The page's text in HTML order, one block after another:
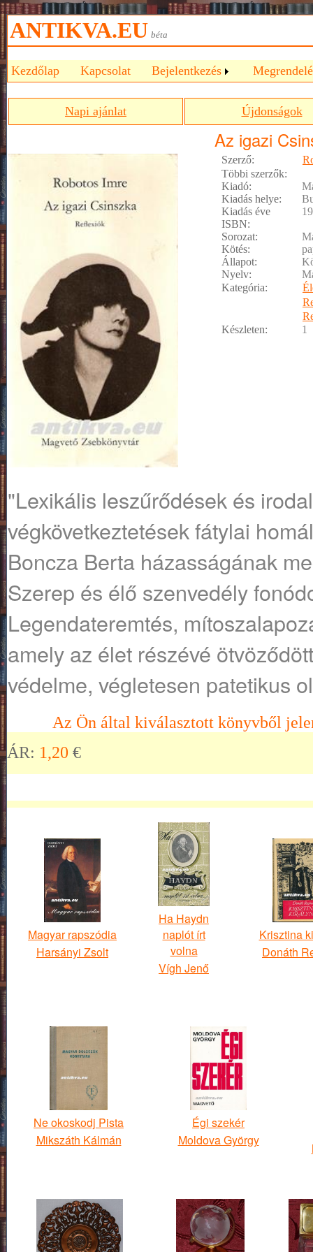
ANTIKVA.EU béta
Kezdőlap Kapcsolat Bejelentkezés
Napi ajánlat Újdonságok
Az igazi
Szerző:
Többi szerzők:
Kiadó:
Kiadás helye:
Kiadás éve
ISBN:
Sorozat:
Kötés:
Állapot:
Nyelv:
Kategória:
Készleten:
1
"Lexikális leszűrődések és
végkövetkeztetések fátylai
Boncza Berta házasságának
Szerep és élő szenvedély
Legendateremtés,
amely az élet részévé
védelme, végletesen patetikus
Az Ön által kiválasztott könyvből
ÁR: 1,20 €
Magyar rapszódia
Harsányi Zsolt
Ha Haydn
naplót írt
volna
Vígh Jenő
Krisztina
Donáth
Ne okoskodj Pista
Mikszáth Kálmán
Égi szekér
Moldova György